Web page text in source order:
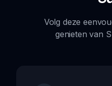
Volg deze
genieten van